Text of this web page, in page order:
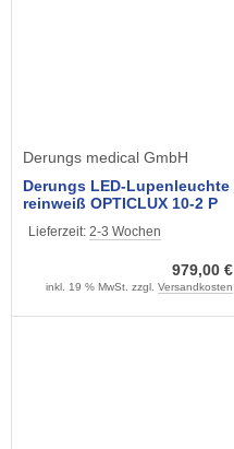
Derungs medical GmbH
Derungs LED-Lupenleuchte
reinweiß OPTICLUX 10-2 P
Light)
Lieferzeit: 2-3 Wochen
979,00 €
inkl. 19 % MwSt. zzgl. Versandkosten